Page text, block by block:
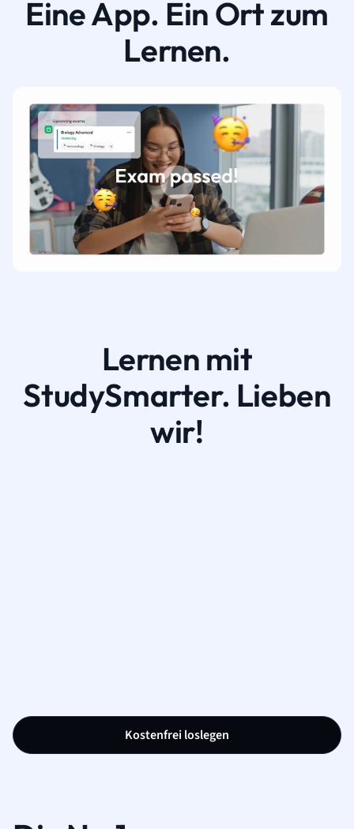
Eine App. Ein Ort zum
Lernen.
Lernen mit
StudySmarter. Lieben
wir!
Kostenfrei loslegen